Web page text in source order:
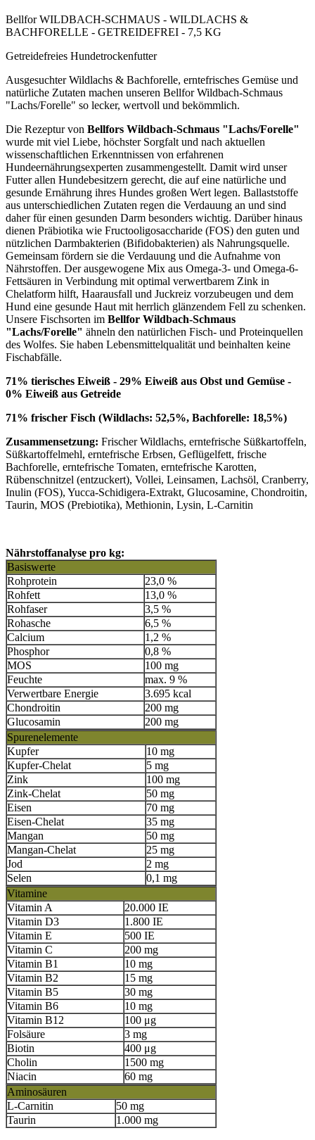
Bellfor WILDBACH-SCHMAUS - WILDLACHS &
BACHFORELLE - GETREIDEFREI - 7,5 KG
Getreidefreies Hundetrockenfutter
Ausgesuchter Wildlachs & Bachforelle, erntefrisches Gemüse und
natürliche Zutaten machen unseren BellforWildbach-Schmaus
"Lachs/Forelle" so lecker, wertvoll und bekömmlich.
Die Rezeptur von Bellfors Wildbach-Schmaus "Lachs/Forelle"
wurde mit viel Liebe, höchster Sorgfalt und nach aktuellen
wissenschaftlichen Erkenntnissen von erfahrenen
Hundeernährungsexperten zusammengestellt. Damit wird unser
Futter allen Hundebesitzern gerecht, die auf eine natürliche und
gesunde Ernährung ihres Hundes großen Wert legen. Ballaststoffe
aus unterschiedlichen Zutaten regen die Verdauung an und sind
daher für einen gesunden Darm besonders wichtig. Darüber hinaus
dienen Präbiotika wie Fructooligosaccharide (FOS) den guten und
nützlichen Darmbakterien (Bifidobakterien) als Nahrungsquelle.
Gemeinsam fördern sie die Verdauung und die Aufnahme von
Nährstoffen. Der ausgewogene Mix aus Omega-3- und Omega-6-
Fettsäuren in Verbindung mit optimal verwertbarem Zink in
Chelatform hilft, Haarausfall und Juckreiz vorzubeugen und dem
Hund eine gesunde Haut mit herrlich glänzendem Fell zu schenken.
Unsere Fischsorten im Bellfor Wildbach-Schmaus
"Lachs/Forelle" ähneln den natürlichen Fisch- und Proteinquellen
des Wolfes. Sie haben Lebensmittelqualität und beinhalten keine
Fischabfälle.
71% tierisches Eiweiß - 29% Eiweiß aus Obst und Gemüse -
0% Eiweiß aus Getreide
71% frischer Fisch (Wildlachs: 52,5%, Bachforelle: 18,5%)
Zusammensetzung: Frischer Wildlachs, erntefrische Süßkartoffeln,
Süßkartoffelmehl, erntefrische Erbsen, Geflügelfett, frische
Bachforelle, erntefrische Tomaten, erntefrische Karotten,
Rübenschnitzel (entzuckert), Vollei, Leinsamen, Lachsöl, Cranberry,
Inulin (FOS), Yucca-Schidigera-Extrakt, Glucosamine, Chondroitin,
Taurin, MOS (Prebiotika), Methionin, Lysin, L-Carnitin
Nährstoffanalyse pro kg:
Basiswerte
Rohprotein
23,0 %
Rohfett
13,0 %
Rohfaser
3,5 %
Rohasche
6,5 %
Calcium
1,2 %
Phosphor
0,8 %
MOS
100 mg
Feuchte
max. 9 %
Verwertbare Energie
3.695 kcal
Chondroitin
200 mg
Glucosamin
200 mg
Spurenelemente
Kupfer
10 mg
Kupfer-Chelat
5 mg
Zink
100 mg
Zink-Chelat
50 mg
Eisen
70 mg
Eisen-Chelat
35 mg
Mangan
50 mg
Mangan-Chelat
25 mg
Jod
2 mg
Selen
0,1 mg
Vitamine
Vitamin A
20.000 IE
Vitamin D3
1.800 IE
Vitamin E
500 IE
Vitamin C
200 mg
Vitamin B1
10 mg
Vitamin B2
15 mg
Vitamin B5
30 mg
Vitamin B6
10 mg
Vitamin B12
100 μg
Folsäure
3 mg
Biotin
400 μg
Cholin
1500 mg
Niacin
60 mg
Aminosäuren
L-Carnitin
50 mg
Taurin
1.000 mg